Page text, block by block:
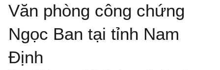
Văn phòng công chứng
Ngọc Ban tại tỉnh Nam
Định